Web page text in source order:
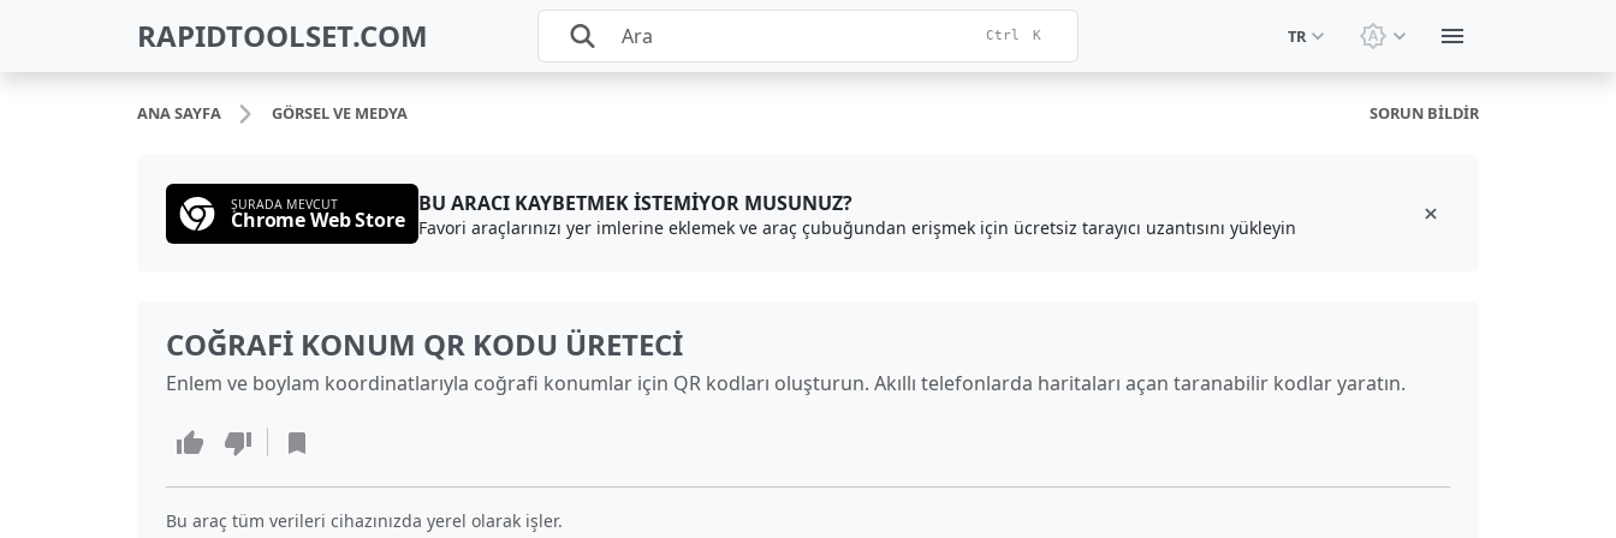
RAPIDTOOLSET.COM Ctrl K TR Temayı değiştir: Sistem
ANA SAYFA GÖRSEL VE MEDYA SORUN BILDIR
ŞURADA MEVCUT
Chrome Web Store
BU ARACI KAYBETMEK ISTEMIYOR MUSUNUZ?
Favori araçlarınızı yer imlerine eklemek ve araç çubuğundan erişmek için ücretsiz tarayıcı uzantısını yükleyin
COĞRAFI KONUM QR KODU ÜRETECI
Enlem ve boylam koordinatlarıyla coğrafi konumlar için QR kodları oluşturun. Akıllı telefonlarda haritaları açan taranabilir kodlar yaratın.
Bu araç tüm verileri cihazınızda yerel olarak işler.